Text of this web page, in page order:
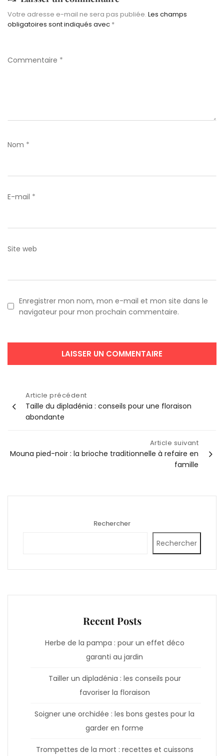
Votre adresse e-mail ne sera pas publiée. Les champs
obligatoires sont indiqués avec *
Commentaire *
Nom *
E-mail *
Site web
Enregistrer mon nom, mon e-mail et mon site dans le
navigateur pour mon prochain commentaire.
Navigation
de
l’article
Article précédent
Taille du dipladénia : conseils pour une floraison
abondante
Article suivant
Mouna pied-noir : la brioche traditionnelle à refaire en
famille
Rechercher
Rechercher
Recent Posts
Herbe de la pampa : pour un effet déco
garanti au jardin
Tailler un dipladénia : les conseils pour
favoriser la floraison
Soigner une orchidée : les bons gestes pour la
garder en forme
Trompettes de la mort : recettes et cuissons